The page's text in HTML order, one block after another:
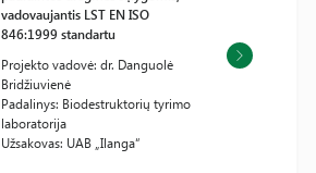
vadovaujantis LST EN ISO
846:1999 standartu
Projekto vadovė: dr. Danguolė
Bridžiuvienė
Padalinys: Biodestruktorių tyrimo
laboratorija
Užsakovas: UAB „Ilanga“